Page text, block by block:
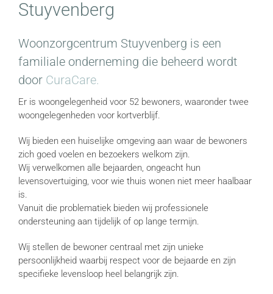
Stuyvenberg
Woonzorgcentrum Stuyvenberg is een
familiale onderneming die beheerd wordt
door CuraCare.
Er is woongelegenheid voor 52 bewoners, waaronder twee
woongelegenheden voor kortverblijf.
Wij bieden een huiselijke omgeving aan waar de bewoners
zich goed voelen en bezoekers welkom zijn.
Wij verwelkomen alle bejaarden, ongeacht hun
levensovertuiging, voor wie thuis wonen niet meer haalbaar
is.
Vanuit die problematiek bieden wij professionele
ondersteuning aan tijdelijk of op lange termijn.
Wij stellen de bewoner centraal met zijn unieke
persoonlijkheid waarbij respect voor de bejaarde en zijn
specifieke levensloop heel belangrijk zijn.